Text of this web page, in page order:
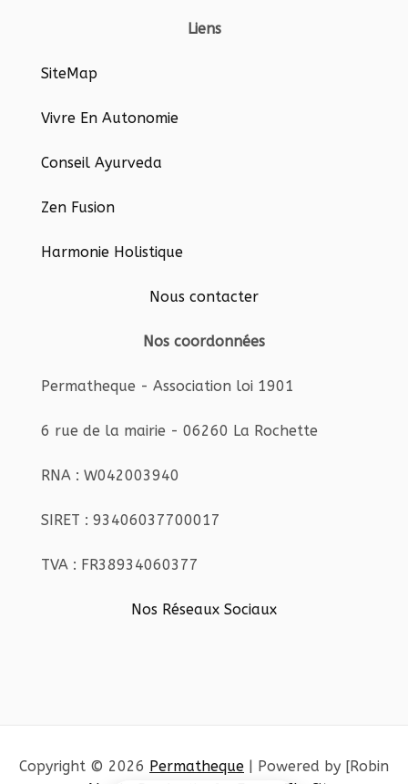
Liens
SiteMap
Vivre En Autonomie
Conseil Ayurveda
Zen Fusion
Harmonie Holistique
Nous contacter
Nos coordonnées
Permatheque - Association loi 1901
6 rue de la mairie - 06260 La Rochette
RNA : W042003940
SIRET : 93406037700017
TVA : FR38934060377
Nos Réseaux Sociaux
Copyright © 2026 Permatheque | Powered by [Robin